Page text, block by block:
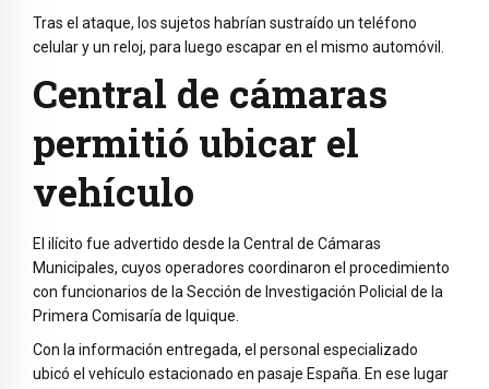
Tras el ataque, los sujetos habrían sustraído un teléfono
celular y un reloj, para luego escapar en el mismo automóvil.
Central de cámaras
permitió ubicar el
vehículo
El ilícito fue advertido desde la Central de Cámaras
Municipales, cuyos operadores coordinaron el procedimiento
con funcionarios de la Sección de Investigación Policial de la
Primera Comisaría de Iquique.
Con la información entregada, el personal especializado
ubicó el vehículo estacionado en pasaje España. En ese lugar